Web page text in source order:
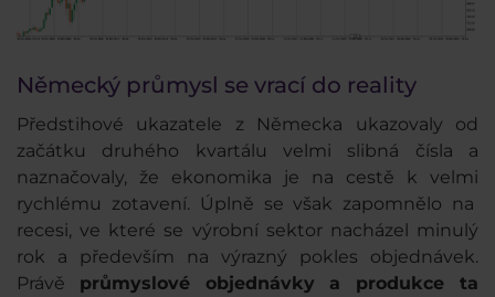
Německý průmysl se vrací do reality
Předstihové ukazatele z Německa ukazovaly od
začátku druhého kvartálu velmi slibná čísla a
naznačovaly, že ekonomika je na cestě k velmi
rychlému zotavení. Úplně se však zapomnělo na
recesi, ve které se výrobní sektor nacházel minulý
rok a především na výrazný pokles objednávek.
Právě průmyslové objednávky a produkce ta